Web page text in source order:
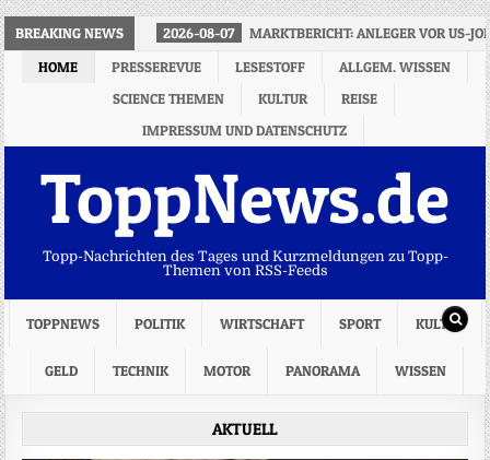
BREAKING NEWS 2026-08-07
MARKTBERICHT: ANLEGER VOR US-
HOME
PRESSEREVUE LESESTOFF
ALLGEM. WISSEN
SCIENCE THEMEN
KULTUR
REISE
IMPRESSUM UND DATENSCHUTZ
ToppNews.de
Topp-Nachrichten des Tages und Kurzmeldungen zu Topp-
Themen von RSS-Feeds
TOPPNEWS POLITIK WIRTSCHAFT SPORT KULTUR
GELD TECHNIK MOTOR PANORAMA WISSEN
AKTUELL